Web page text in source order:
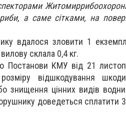
а саме сітками, на
вдалося зловити 1
склала 0,4 кг.
Постанови КМУ від 21
відшкодування
знищення цінних видів
доведеться сплатити